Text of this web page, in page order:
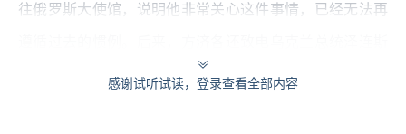
往俄罗斯大使馆，说明他非常关心这件事情，已经无法再
基，表示梵蒂冈正在努力寻找“谈判的空间”，并称“教会会
感谢试听试读，登录查看全部内容